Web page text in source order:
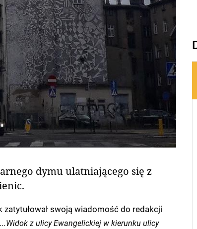
dymu ulatniającego się z
zatytułował swoją wiadomość do redakcji
Widok z ulicy Ewangelickiej w kierunku ulicy